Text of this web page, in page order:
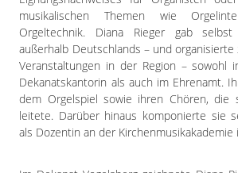
musikalischen Themen wie
Orgeltechnik. Diana Rieger gab
außerhalb Deutschlands – und
Veranstaltungen in der Region – sowohl
Dekanatskantorin als auch im Ehrenamt.
dem Orgelspiel sowie ihren Chören, die
leitete. Darüber hinaus komponierte sie
als Dozentin an der